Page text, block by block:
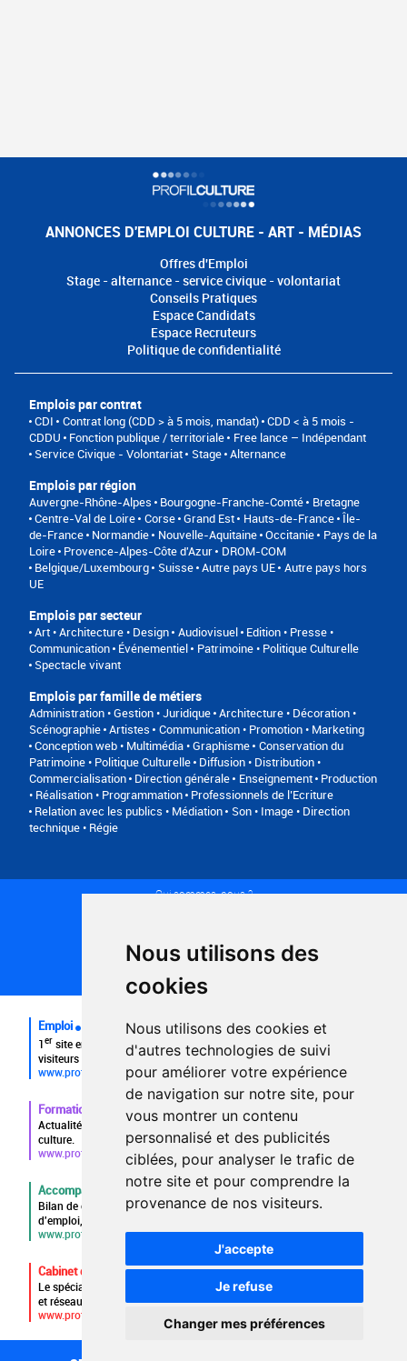
Nous utilisons des
cookies
Nous utilisons des cookies et
d'autres technologies de suivi
pour améliorer votre expérience
de navigation sur notre site, pour
vous montrer un contenu
personnalisé et des publicités
ciblées, pour analyser le trafic de
notre site et pour comprendre la
provenance de nos visiteurs.
J'accepte
Je refuse
Changer mes préférences
ANNONCES D'EMPLOI CULTURE - ART - MÉDIAS
Offres d'Emploi
Stage - alternance - service civique - volontariat
Conseils Pratiques
Espace Candidats
Espace Recruteurs
Politique de confidentialité
Emplois par contrat
CDI Contrat long (CDD > à 5 mois, mandat) CDD < à 5 mois -
CDDU
Fonction publique / territoriale
Free lance – Indépendant
Service Civique - Volontariat
Stage Alternance
Emplois par région
Auvergne-Rhône-Alpes Bourgogne-Franche-Comté
Bretagne
Centre-Val de Loire Corse Grand Est Hauts-de-France Île-
de-France Normandie Nouvelle-Aquitaine Occitanie
Pays de la
Loire Provence-Alpes-Côte d'Azur
DROM-COM
Belgique/Luxembourg
Suisse Autre pays UE Autre pays hors
UE
Emplois par secteur
Art • Architecture • Design Audiovisuel Edition • Presse •
Communication Événementiel
Patrimoine • Politique Culturelle
Spectacle vivant
Emplois par famille de métiers
Administration • Gestion • Juridique Architecture • Décoration •
Scénographie Artistes
Communication • Promotion • Marketing
Conception web • Multimédia • Graphisme Conservation du
Patrimoine • Politique Culturelle Diffusion • Distribution •
Commercialisation Direction générale Enseignement Production
• Réalisation • Programmation Professionnels de l’Ecriture
Relation avec les publics • Médiation
Son • Image • Direction
technique • Régie
Qui sommes-nous ?
Plan du site
FAQ recruteurs
FAQ
Emploi
1er site emploi du secteur culturel 784.000 visites et 230.000
visiteurs uniques par mois.
www.profilculture.com
Formation
Actualités, guide et annuaire des formations aux métiers de la
culture.
www.profilculture-formation.com
Accompagnement professionnel
Bilan de compétences, coaching, techniques de recherche
d'emploi, entretien conseil.
www.profilculture-competences.com
Cabinet de recrutement
Le spécialiste du secteur culturel, une cvthèque de 86.000 CV
et réseau unique de professionnels.
www.profilculture-conseil.com/cabinet-recrutement